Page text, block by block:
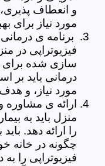
و انعطاف
مورد نیاز برای
برنامه ی
فیزیوتراپی در
سازی شده برای
درمانی باید بر
مورد نیاز، و
ارائه ی مشاوره
منزل باید به
را ارائه دهد.
چگونه در خانه
فیزیوتراپی را